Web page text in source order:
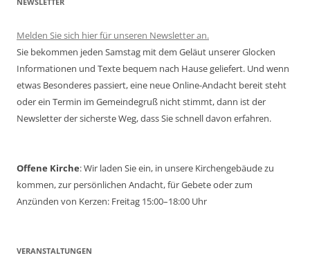
Melden Sie sich hier für unseren Newsletter an.
Sie bekommen jeden Samstag mit dem Geläut unserer Glocken
Informationen und Texte bequem nach Hause geliefert. Und wenn
etwas Besonderes passiert, eine neue Online-Andacht bereit steht
oder ein Termin im Gemeindegruß nicht stimmt, dann ist der
Newsletter der sicherste Weg, dass Sie schnell davon erfahren.
Offene Kirche: Wir laden Sie ein, in unsere Kirchengebäude zu
kommen, zur persönlichen Andacht, für Gebete oder zum
Anzünden von Kerzen: Freitag 15:00–18:00 Uhr
VERANSTALTUNGEN